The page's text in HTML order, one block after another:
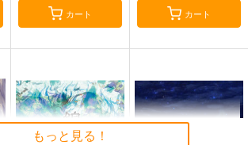
カート カート
もっと見る！